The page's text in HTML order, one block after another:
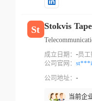
St Stokvis
成立日期： -员工
公司官网：
公司地址： -
当前企